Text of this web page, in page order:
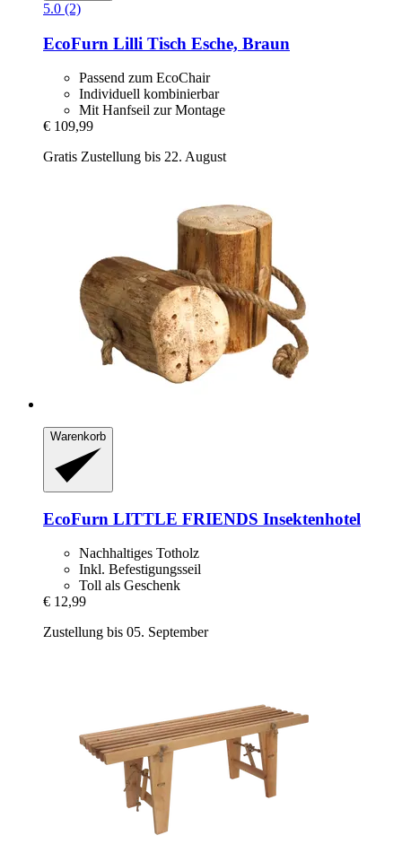
5.0 (2)
EcoFurn Lilli Tisch Esche, Braun
Passend zum EcoChair
Individuell kombinierbar
Mit Hanfseil zur Montage
€ 109,99
Gratis Zustellung bis 22. August
Warenkorb
EcoFurn LITTLE FRIENDS Insektenhotel
Nachhaltiges Totholz
Inkl. Befestigungsseil
Toll als Geschenk
€ 12,99
Zustellung bis 05. September